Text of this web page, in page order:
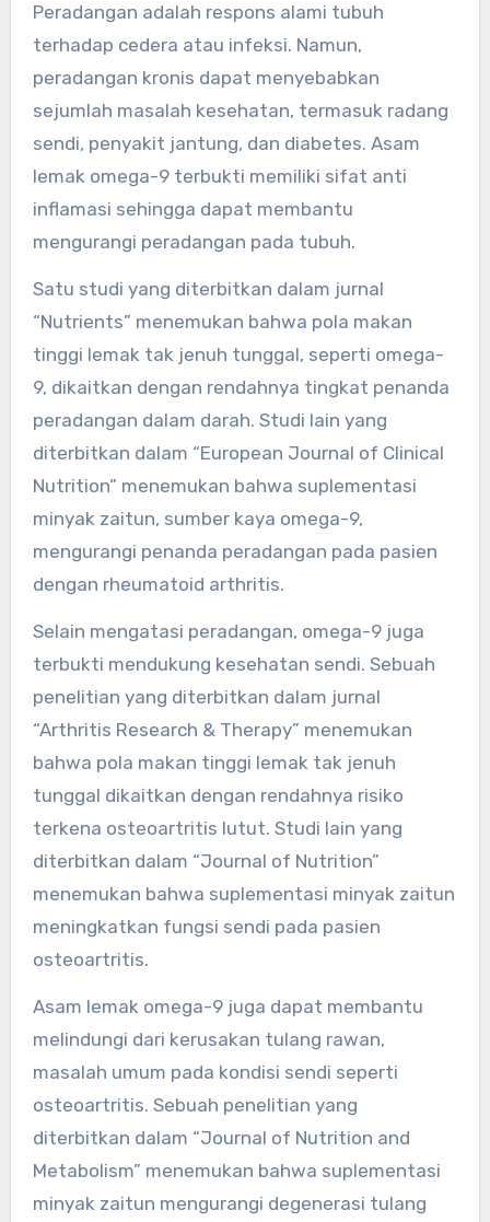
Peradangan adalah respons alami tubuh
terhadap cedera atau infeksi. Namun,
peradangan kronis dapat menyebabkan
sejumlah masalah kesehatan, termasuk radang
sendi, penyakit jantung, dan diabetes. Asam
lemak omega-9 terbukti memiliki sifat anti
inflamasi sehingga dapat membantu
mengurangi peradangan pada tubuh.
Satu studi yang diterbitkan dalam jurnal
“Nutrients” menemukan bahwa pola makan
tinggi lemak tak jenuh tunggal, seperti omega-
9, dikaitkan dengan rendahnya tingkat penanda
peradangan dalam darah. Studi lain yang
diterbitkan dalam “European Journal of Clinical
Nutrition” menemukan bahwa suplementasi
minyak zaitun, sumber kaya omega-9,
mengurangi penanda peradangan pada pasien
dengan rheumatoid arthritis.
Selain mengatasi peradangan, omega-9 juga
terbukti mendukung kesehatan sendi. Sebuah
penelitian yang diterbitkan dalam jurnal
“Arthritis Research & Therapy” menemukan
bahwa pola makan tinggi lemak tak jenuh
tunggal dikaitkan dengan rendahnya risiko
terkena osteoartritis lutut. Studi lain yang
diterbitkan dalam “Journal of Nutrition”
menemukan bahwa suplementasi minyak zaitun
meningkatkan fungsi sendi pada pasien
osteoartritis.
Asam lemak omega-9 juga dapat membantu
melindungi dari kerusakan tulang rawan,
masalah umum pada kondisi sendi seperti
osteoartritis. Sebuah penelitian yang
diterbitkan dalam “Journal of Nutrition and
Metabolism” menemukan bahwa suplementasi
minyak zaitun mengurangi degenerasi tulang